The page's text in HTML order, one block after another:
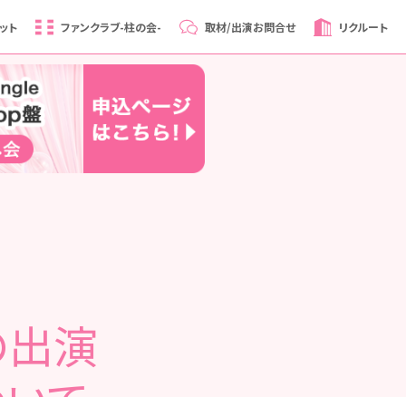
ト ファンクラブ-柱の会- 取材/出演お問合せ リクルート
出演